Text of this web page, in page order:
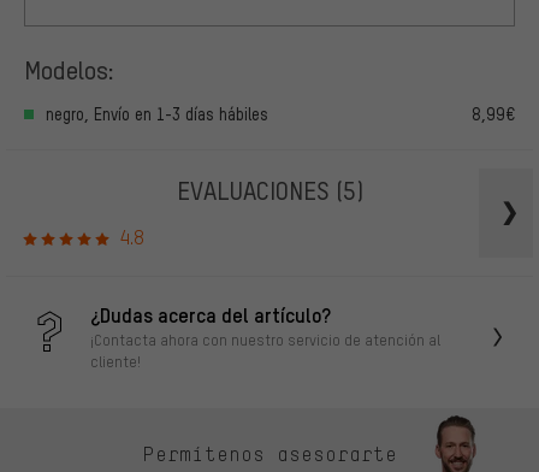
Modelos:
negro, Envío en 1-3 días hábiles 8,99€
EVALUACIONES (5)
4.8
¿Dudas acerca del artículo?
¡Contacta ahora con nuestro servicio de atención al
cliente!
Permítenos asesorarte